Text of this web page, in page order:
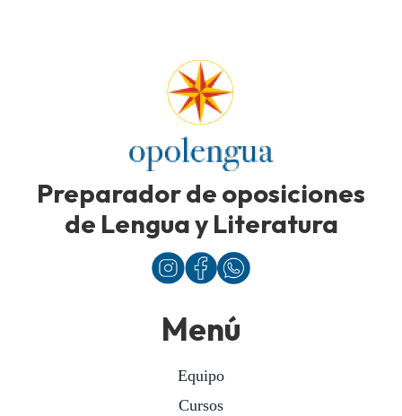
Preparador de oposiciones
de Lengua y Literatura
Menú
Equipo
Cursos